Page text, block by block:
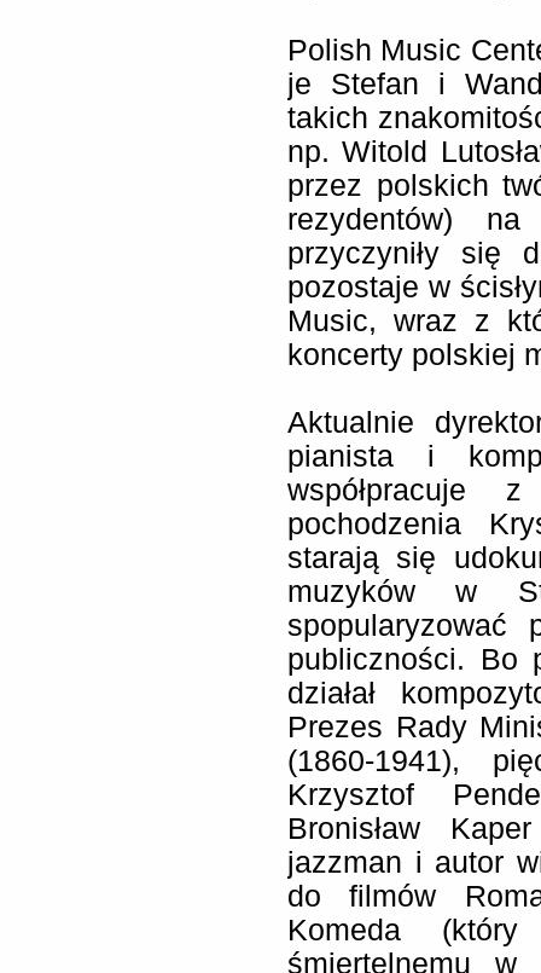
Polish Music
je Stefan i
takich
np. Witold
przez polskich
rezydentów)
przyczyniły się
pozostaje w
Music, wraz z
koncerty polskiej
Aktualnie
pianista i
współpracuje
pochodzenia
starają się
muzyków w
spopularyzować
publiczności. Bo
działał
Prezes Rady
(1860-1941),
Krzysztof
Bronisław
jazzman i autor
do filmów
Komeda
śmiertelnemu w